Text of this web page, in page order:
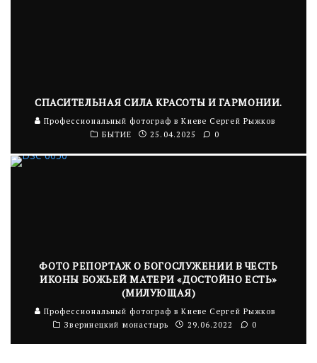
СПАСИТЕЛЬНАЯ СИЛА КРАСОТЫ И ГАРМОНИИ.
Профессиональный фотограф в Киеве Сергей Рыжков
БЫТИЕ
25.04.2025 0
ФОТО РЕПОРТАЖ О БОГОСЛУЖЕНИИ В ЧЕСТЬ
ИКОНЫ БОЖЬЕЙ МАТЕРИ «ДОСТОЙНО ЕСТЬ»
(МИЛУЮЩАЯ)
Профессиональный фотограф в Киеве Сергей Рыжков
Зверинецкий монастырь
29.06.2022 0